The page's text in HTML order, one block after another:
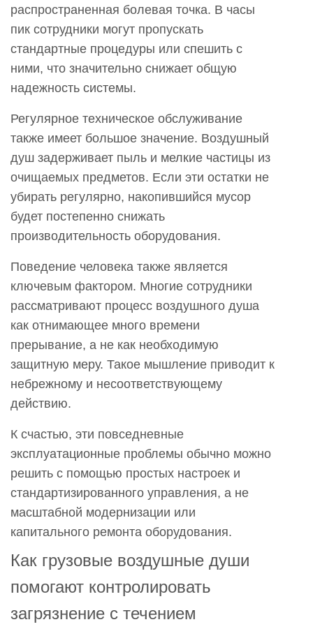
распространенная болевая точка. В часы
пик сотрудники могут пропускать
стандартные процедуры или спешить с
ними, что значительно снижает общую
надежность системы.
Регулярное техническое обслуживание
также имеет большое значение. Воздушный
душ задерживает пыль и мелкие частицы из
очищаемых предметов. Если эти остатки не
убирать регулярно, накопившийся мусор
будет постепенно снижать
производительность оборудования.
Поведение человека также является
ключевым фактором. Многие сотрудники
рассматривают процесс воздушного душа
как отнимающее много времени
прерывание, а не как необходимую
защитную меру. Такое мышление приводит к
небрежному и несоответствующему
действию.
К счастью, эти повседневные
эксплуатационные проблемы обычно можно
решить с помощью простых настроек и
стандартизированного управления, а не
масштабной модернизации или
капитального ремонта оборудования.
Как грузовые воздушные души
помогают контролировать
загрязнение с течением